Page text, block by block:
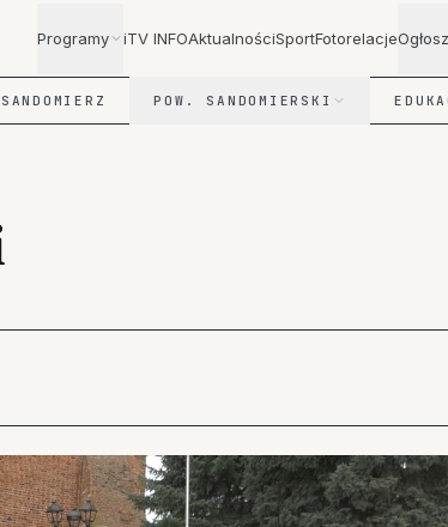
Programy iTV INFOAktualnościSportFotorelacje
SANDOMIERZ POW. SANDOMIERSKI